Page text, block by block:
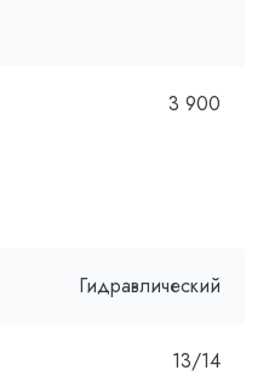
3 900
Гидравлический
13/14